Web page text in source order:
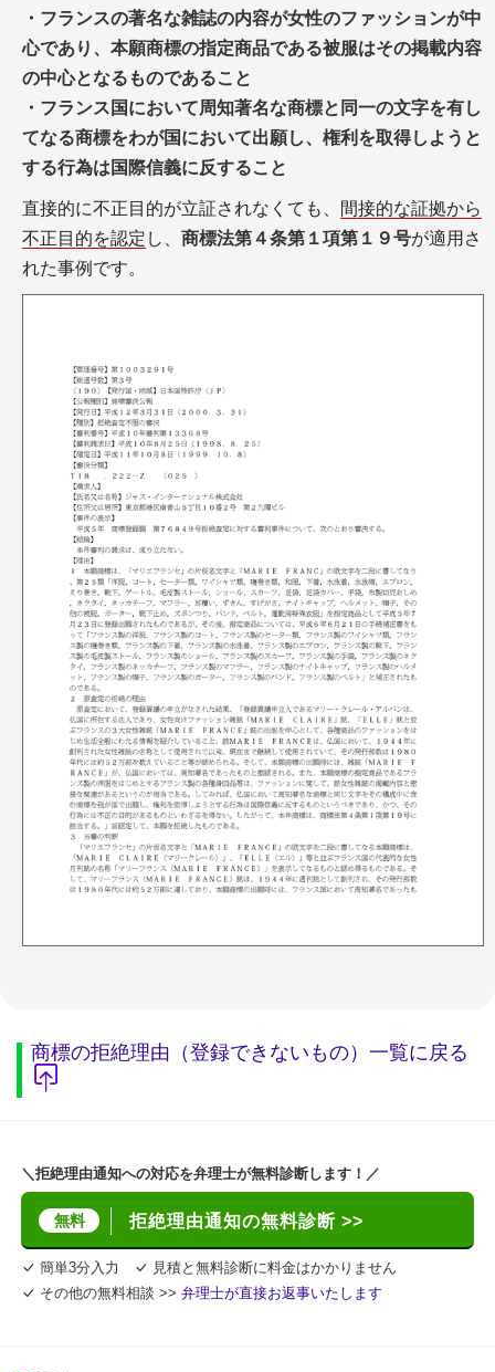
・フランスの著名な雑誌の内容が女性のファッションが中
心であり、本願商標の指定商品である被服はその掲載内容
の中心となるものであること
・フランス国において周知著名な商標と同一の文字を有し
てなる商標をわが国において出願し、権利を取得しようと
する行為は国際信義に反すること
直接的に不正目的が立証されなくても、
間接的な証拠から
不正目的を認定 し、 商標法第４条第１項第１９号が適用さ
れた事例です。
商標の拒絶理由（登録できないもの）一覧に戻る
＼拒絶理由通知への対応を弁理士が無料診断します！／
無料 拒絶理由通知の無料診断 >>
簡単3分入力
見積と無料診断に料金はかかりません
その他の無料相談 >> 弁理士が直接お返事いたします